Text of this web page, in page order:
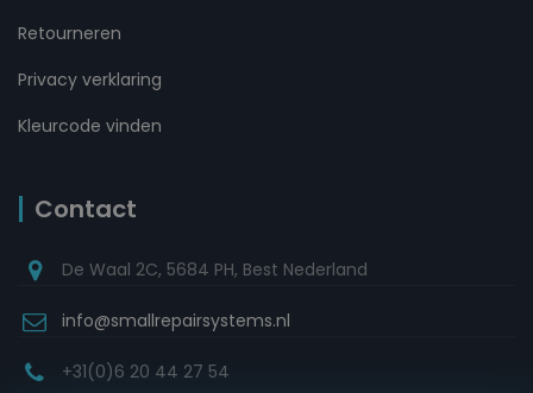
Retourneren
Privacy verklaring
Kleurcode vinden
Contact
De Waal 2C, 5684 PH, Best Nederland
info@smallrepairsystems.nl
+31(0)6 20 44 27 54